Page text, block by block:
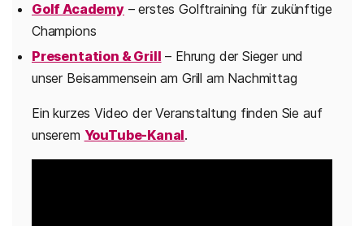
Golf Academy– erstes Golftraining für zukünftige
Champions
Presentation & Grill – Ehrung der Sieger und
unser Beisammensein am Grill am Nachmittag
Ein kurzes Video der Veranstaltung finden Sie auf
unserem YouTube-Kanal.